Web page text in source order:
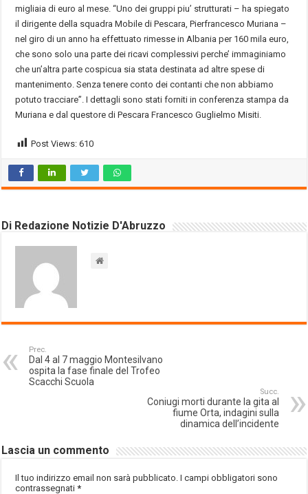
migliaia di euro al mese. “Uno dei gruppi piu’ strutturati – ha spiegato
il dirigente della squadra Mobile di Pescara, Pierfrancesco Muriana –
nel giro di un anno ha effettuato rimesse in Albania per 160 mila euro,
che sono solo una parte dei ricavi complessivi perche’ immaginiamo
che un’altra parte cospicua sia stata destinata ad altre spese di
mantenimento. Senza tenere conto dei contanti che non abbiamo
potuto tracciare”. I dettagli sono stati forniti in conferenza stampa da
Muriana e dal questore di Pescara Francesco Guglielmo Misiti.
Post Views: 610
Di Redazione Notizie D'Abruzzo
Prec.
Dal 4 al 7 maggio Montesilvano
ospita la fase finale del Trofeo
Scacchi Scuola
Succ.
Coniugi morti durante la gita al
fiume Orta, indagini sulla
dinamica dell’incidente
Lascia un commento
Il tuo indirizzo email non sarà pubblicato. I campi obbligatori sono
contrassegnati*